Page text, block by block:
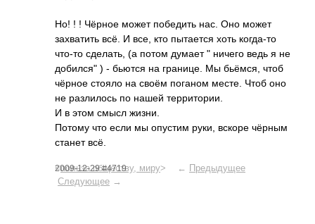
Но! ! ! Чёрное может побе­дить нас. Оно может
захв­атить всё. И все, кто пыта­ется хоть когд­а-то
что-то сдел­ать, (а потом думает " ничего ведь я не
добился" ) - бьются на гран­ице. Мы бьёмся, чтоб
чёрное стояло на своём поганом месте. Чтоб оно
не разл­илось по нашей терр­итор­ии.
И в этом смысл жизни.
Потому что если мы опустим руки, вскоре чёрным
станет всё.
2009-12-29 #4719
<польза обществу, миру> ← Предыдущее
Следующее →